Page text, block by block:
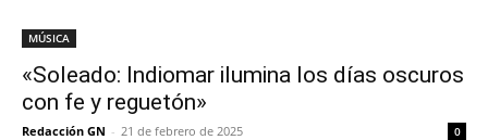
MÚSICA
«Soleado: Indiomar ilumina los días oscuros
con fe y reguetón»
Redacción GN - 21 de febrero de 2025 0